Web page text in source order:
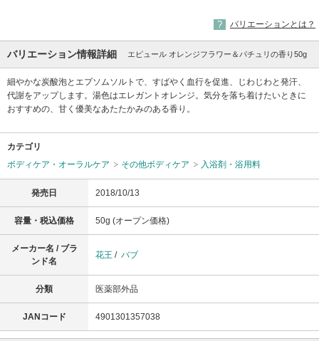
バリエーションとは？
バリエーション情報詳細 エピュール オレンジフラワー＆パチュリの香り50g
細やかな炭酸泡とエプソムソルトで、すばやく血行を促進、じわじわと発汗、
代謝をアップします。湯色はエレガントオレンジ。気分を落ち着けたいときに
おすすめの、甘く優美なあたたかみのある香り。
カテゴリ
ボディケア・オーラルケア
その他ボディケア 入浴剤・浴用料
発売日 2018/10/13
容量・税込価格 50g (オープン価格)
メーカー名 / ブラ
ンド名
花王 / バブ
分類 医薬部外品
JANコード 4901301357038